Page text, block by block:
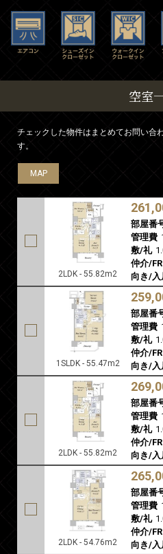
空室
チェックした物件はまとめてお問い合
す。
MAP
2LDK - 55.82m2
部屋番
管理費
敷/礼
仲介/FR
向き/入
MAP
1SLDK - 55.47m2
部屋番
管理費
敷/礼
仲介/FR
向き/入
MAP
2LDK - 55.82m2
部屋番
管理費
敷/礼
仲介/FR
向き/入
MAP
2LDK - 54.76m2
部屋番
管理費
敷/礼
仲介/FR
向き/入
MAP
MAP
MAP
MAP
MAP
MAP
MAP